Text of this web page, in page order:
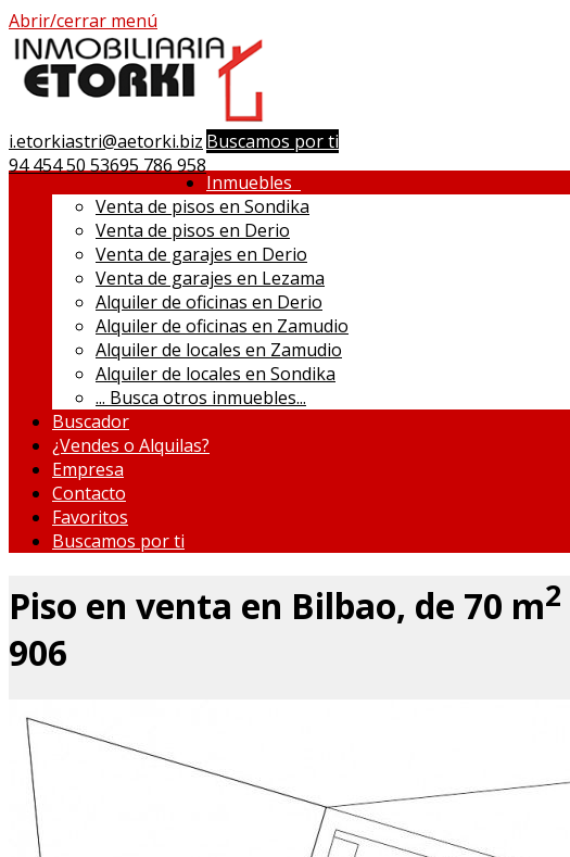
Abrir/cerrar menú
i.etorkiastri@aetorki.biz
94 454 50 53695 786 958
Buscamos por ti
Inmuebles
Venta de pisos en Sondika
Venta de pisos en Derio
Venta de garajes en Derio
Venta de garajes en Lezama
Alquiler de oficinas en Derio
Alquiler de oficinas en Zamudio
Alquiler de locales en Zamudio
Alquiler de locales en Sondika
... Busca otros inmuebles...
Buscador
¿Vendes o Alquilas?
Empresa
Contacto
Favoritos
Buscamos por ti
Piso en venta en Bilbao, de 70 m2
906